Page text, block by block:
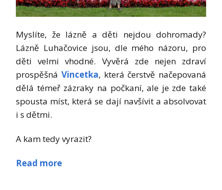
Myslíte, že lázně a děti nejdou dohromady?
Lázně Luhačovice jsou, dle mého názoru, pro
děti velmi vhodné. Vyvěrá zde nejen zdraví
prospěšná Vincetka, která čerstvě načepovaná
dělá témeř zázraky na počkaní, ale je zde také
spousta míst, která se dají navšívit a absolvovat
i s dětmi.
A kam tedy vyrazit?
Read more